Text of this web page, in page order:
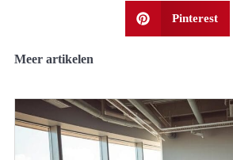
Pinterest
Meer artikelen